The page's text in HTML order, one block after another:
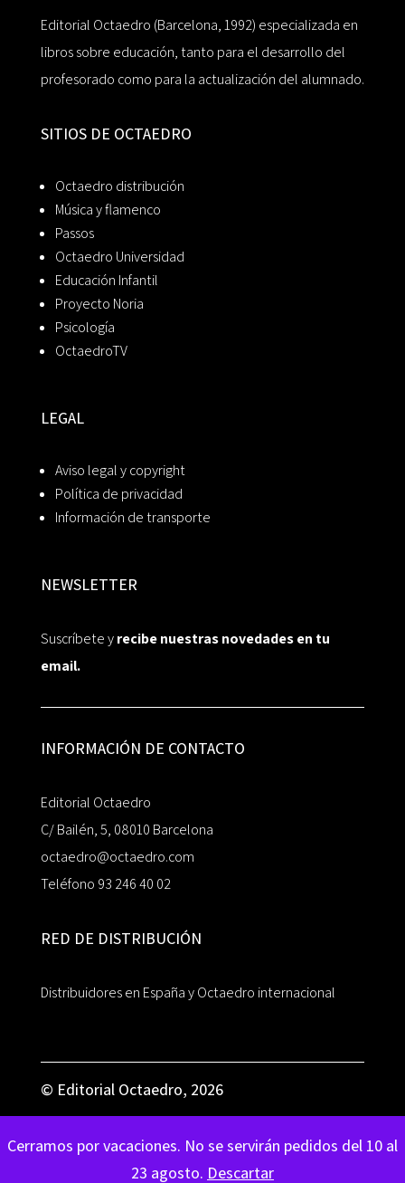
Cerramos por vacaciones. No se servirán pedidos del 10 al
23 agosto. Descartar
Editorial Octaedro (Barcelona, 1992) especializada en
libros sobre educación, tanto para el desarrollo del
profesorado como para la actualización del alumnado.
SITIOS DE OCTAEDRO
Octaedro distribución
Música y flamenco
Passos
Octaedro Universidad
Educación Infantil
Proyecto Noria
Psicología
OctaedroTV
LEGAL
Aviso legal y copyright
Política de privacidad
Información de transporte
NEWSLETTER
Suscríbete yrecibe nuestras novedades en tu
email.
INFORMACIÓN DE CONTACTO
Editorial Octaedro
C/ Bailén, 5, 08010 Barcelona
octaedro@octaedro.com
Teléfono 93 246 40 02
RED DE DISTRIBUCIÓN
Distribuidores en España y Octaedro internacional
© Editorial Octaedro, 2026